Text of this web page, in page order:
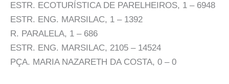
ESTR. ECOTURÍSTICA DE PARELHEIROS, 1 – 6948
ESTR. ENG. MARSILAC, 1 – 1392
R. PARALELA, 1 – 686
ESTR. ENG. MARSILAC, 2105 – 14524
PÇA. MARIA NAZARETH DA COSTA, 0 – 0